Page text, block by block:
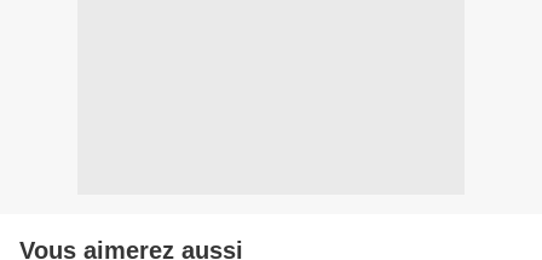
Vous aimerez aussi